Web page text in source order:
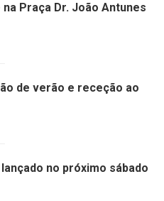
Praça Dr. João Antunes
de verão e receção ao
no próximo sábado